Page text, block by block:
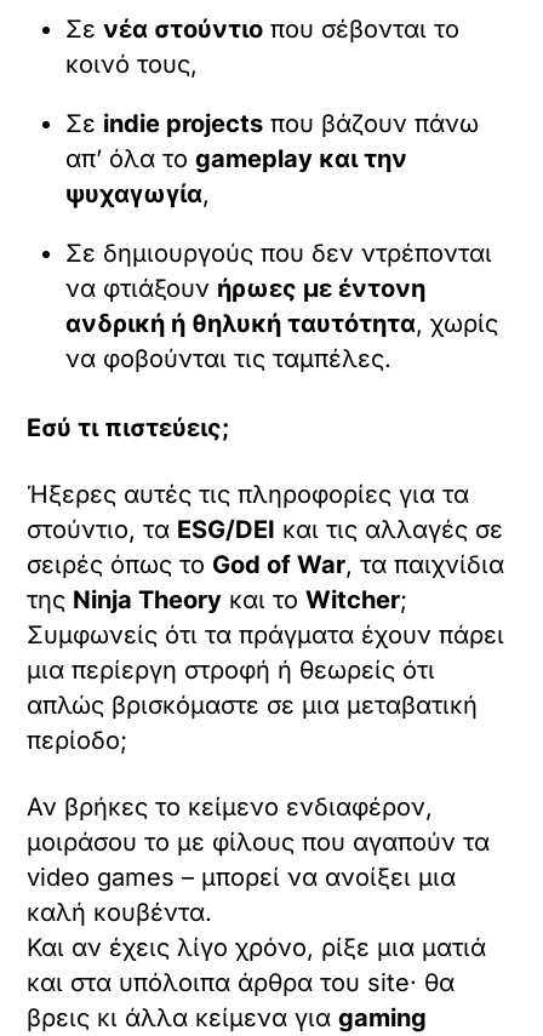
Σενέα στούντιο που σέβονται το
κοινό τους,
Σε indie projects που βάζουν πάνω
απ’ όλα τοgameplay και την
ψυχαγωγία,
Σε δημιουργούς που δεν ντρέπονται
να φτιάξουν ήρωες με έντονη
ανδρική ή θηλυκή ταυτότητα, χωρίς
να φοβούνται τις ταμπέλες.
Εσύ τι πιστεύεις;
Ήξερες αυτές τις πληροφορίες για τα
στούντιο, τα ESG/DEI και τις αλλαγές σε
σειρές όπως το God of War, τα παιχνίδια
της Ninja Theory και τοWitcher;
Συμφωνείς ότι τα πράγματα έχουν πάρει
μια περίεργη στροφή ή θεωρείς ότι
απλώς βρισκόμαστε σε μια μεταβατική
περίοδο;
Αν βρήκες το κείμενο ενδιαφέρον,
μοιράσου το με φίλους που αγαπούν τα
video games – μπορεί να ανοίξει μια
καλή κουβέντα.
Και αν έχεις λίγο χρόνο, ρίξε μια ματιά
και στα υπόλοιπα άρθρα του site· θα
βρεις κι άλλα κείμενα γιαgaming